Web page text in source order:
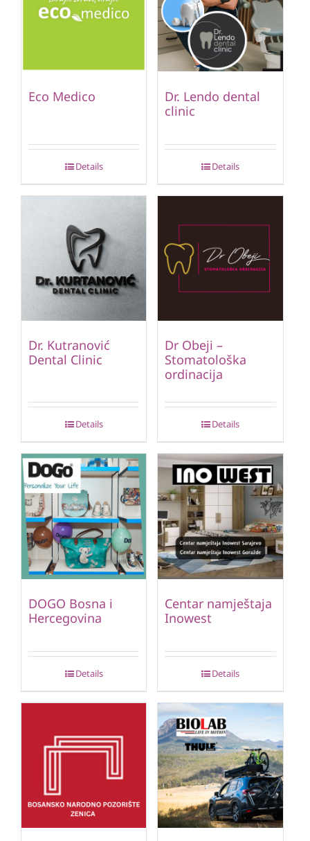
Eco Medico
Details
Dr. Lendo dental
clinic
Details
Dr. Kutranović
Dental Clinic
Details
Dr Obeji –
Stomatološka
ordinacija
Details
DOGO Bosna i
Hercegovina
Details
Centar namještaja
Inowest
Details